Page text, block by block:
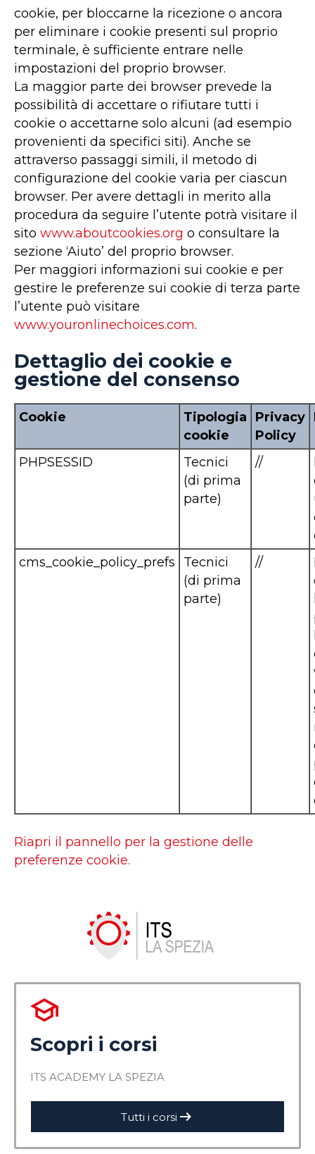
cookie, per bloccarne la ricezione o ancora
per eliminare i cookie presenti sul proprio
terminale, è sufficiente entrare nelle
impostazioni del proprio browser.
La maggior parte dei browser prevede la
possibilità di accettare o rifiutare tutti i
cookie o accettarne solo alcuni (ad esempio
provenienti da specifici siti). Anche se
attraverso passaggi simili, il metodo di
configurazione del cookie varia per ciascun
browser. Per avere dettagli in merito alla
procedura da seguire l’utente potrà visitare il
sito www.aboutcookies.org o consultare la
sezione ‘Aiuto’ del proprio browser.
Per maggiori informazioni sui cookie e per
gestire le preferenze sui cookie di terza parte
l’utente può visitare
www.youronlinechoices.com.
Dettaglio dei cookie e
gestione del consenso
Cookie
Tipologia
cookie
Privacy
Policy
PHPSESSID
Tecnici
(di prima
parte)
//
cms_cookie_policy_prefs
Tecnici
(di prima
parte)
//
Riapri il pannello per la gestione delle
preferenze cookie.
Scopri i corsi
ITS ACADEMY LA SPEZIA
Tutti i corsi arrow_right_alt